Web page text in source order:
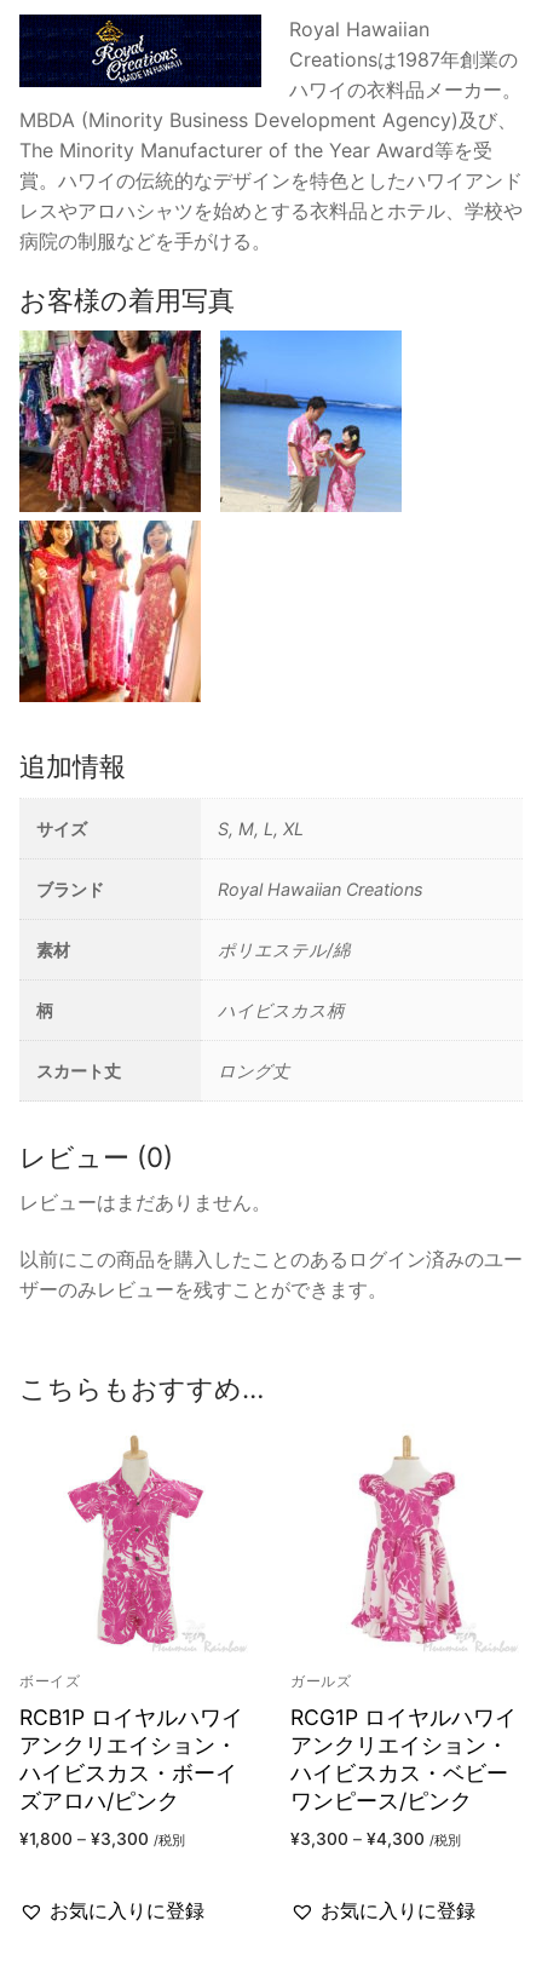
Royal Hawaiian
Creationsは1987年創業の
ハワイの衣料品メーカー。
MBDA (Minority Business Development Agency)及び、
The Minority Manufacturer of the Year Award等を受
賞。ハワイの伝統的なデザインを特色としたハワイアンド
レスやアロハシャツを始めとする衣料品とホテル、学校や
病院の制服などを手がける。
お客様の着用写真
追加情報
サイズ S, M, L, XL
ブランド Royal Hawaiian Creations
素材 ポリエステル/綿
柄 ハイビスカス柄
スカート丈 ロング丈
レビュー (0)
レビューはまだありません。
以前にこの商品を購入したことのあるログイン済みのユー
ザーのみレビューを残すことができます。
こちらもおすすめ…
ボーイズ
RCB1P ロイヤルハワイ
アンクリエイション・
ハイビスカス・ボーイ
ズアロハ/ピンク
¥1,800 – ¥3,300 /税別
お気に入りに登録
ガールズ
RCG1P ロイヤルハワイ
アンクリエイション・
ハイビスカス・ベビー
ワンピース/ピンク
¥3,300 – ¥4,300 /税別
お気に入りに登録